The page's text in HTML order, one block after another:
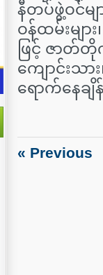
နီတပ်ဖွဲ့ဝင်မျ
ဝန်ထမ်းမျာ
ဖြင့် ဇာတ်
ကျောင်းသာ
ရောက်နေချိ
« Previous